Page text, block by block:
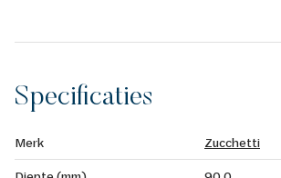
Specificaties
Merk
Zucchetti